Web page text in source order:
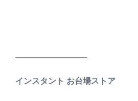
インスタント お台場ストア